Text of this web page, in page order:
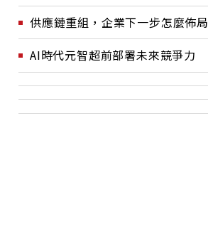
供應鏈重組，企業下一步怎麼佈局
AI時代元智超前部署未來競爭力